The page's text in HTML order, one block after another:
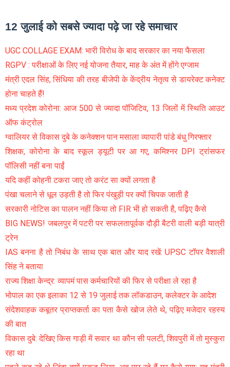
12 जुलाई को सबसे ज्यादा पढ़े जा रहे समाचार
UGC COLLAGE EXAM: भारी विरोध के बाद सरकार का नया फैसला
RGPV : परीक्षाओं के लिए नई योजना तैयार, माह के अंत में होंगे एग्जाम
मंत्री एदल सिंह, सिंधिया की तरह बीजेपी के केंद्रीय नेतृत्व से डायरेक्ट कनेक्ट
होना चाहते हैं!
मध्य प्रदेश कोरोना: आज 500 से ज्यादा पॉजिटिव, 13 जिलों में स्थिति आउट
ऑफ कंट्रोल
ग्वालियर से विकास दुबे के कनेक्शन पान मसाला व्यापारी पांडे बंधु गिरफ्तार
शिक्षक, कोरोना के बाद स्कूल ड्यूटी पर आ गए, कमिश्नर DPI ट्रांसफर
पॉलिसी नहीं बना पाईं
यदि कहीं कोहनी टकरा जाए तो करंट सा क्यों लगता है
पंखा चलाने से धूल उड़ती है तो फिर पंखुड़ी पर क्यों चिपक जाती है
सरकारी नोटिस का पालन नहीं किया तो FIR भी हो सकती है, पढ़िए कैसे
BIG NEWS! जबलपुर में पटरी पर सफलतापूर्वक दौड़ी बैटरी वाली बड़ी यात्री
ट्रेन
IAS बनना है तो निबंध के साथ एक बात और याद रखें: UPSC टॉपर वैशाली
सिंह ने बताया
राज्य शिक्षा केन्द्र: व्यापमं पास कर्मचारियों की फिर से परीक्षा ले रहा है
भोपाल का एक इलाका 12 से 19 जुलाई तक लॉकडाउन, कलेक्टर के आदेश
संदेशवाहक कबूतर प्राप्तकर्ता का पता कैसे खोज लेते थे, पढ़िए मजेदार रहस्य
की बात
विकास दुबे: देखिए किस गाड़ी में सवार था कौन सी पलटी, शिवपुरी में तो मुस्कुरा
रहा था